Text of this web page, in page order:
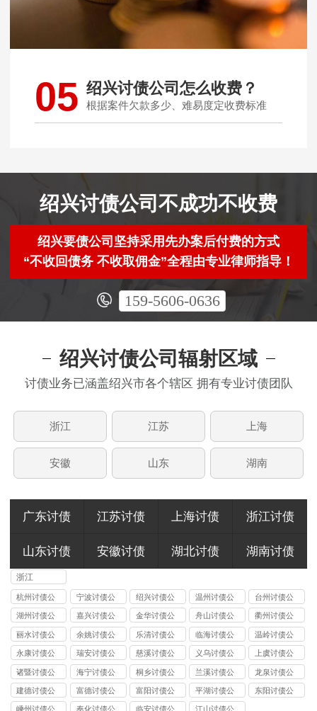
05 绍兴讨债公司怎么收费？
根据案件欠款多少、难易度定收费标准
绍兴讨债公司不成功不收费
绍兴要债公司坚持采用先办案后付费的方式
“不收回债务 不收取佣金”全程由专业律师指导！
159-5606-0636
绍兴讨债公司辐射区域
讨债业务已涵盖绍兴市各个辖区 拥有专业讨债团队
浙江 江苏 上海
安徽 山东 湖南
广东讨债 江苏讨债 上海讨债 浙江讨债
山东讨债 安徽讨债 湖北讨债 湖南讨债
浙江
杭州讨债公
司
宁波讨债公
司
绍兴讨债公
司
温州讨债公
司
台州讨债公
司
湖州讨债公
司
嘉兴讨债公
司
金华讨债公
司
舟山讨债公
司
衢州讨债公
司
丽水讨债公
司
余姚讨债公
司
乐清讨债公
司
临海讨债公
司
温岭讨债公
司
永康讨债公
司
瑞安讨债公
司
慈溪讨债公
司
义乌讨债公
司
上虞讨债公
司
诸暨讨债公
司
海宁讨债公
司
桐乡讨债公
司
兰溪讨债公
司
龙泉讨债公
司
建德讨债公
司
富德讨债公
司
富阳讨债公
司
平湖讨债公
司
东阳讨债公
嵊州讨债公 奉化讨债公 临安讨债公 江山讨债公